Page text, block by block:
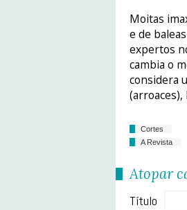
Moitas
e de
expertos
cambia o
considera
(arroaces),
Cortes
A Revista
Atopar
Título